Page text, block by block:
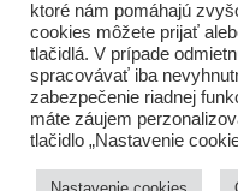
Domov O nás Kontakt
Podmienky používania
ktoré nám pomáhajú
cookies môžete prijať
tlačidlá. V prípade
spracovávať iba
zabezpečenie riadnej
máte záujem
tlačidlo „Nastavenie